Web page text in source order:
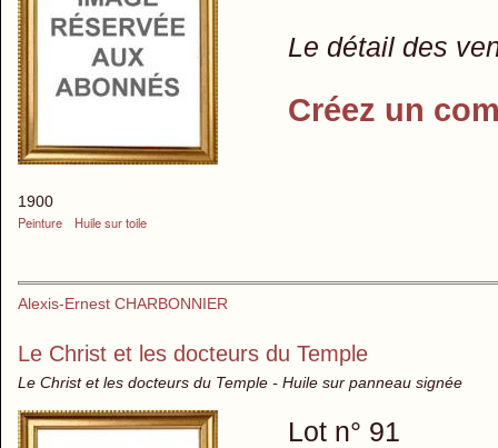
1900
Peinture
Huile sur toile
Le détail des
Créez un
Alexis-Ernest CHARBONNIER
Le Christ et les docteurs du Temple
Le Christ et les docteurs du Temple - Huile sur panneau signée
Lot n° 91